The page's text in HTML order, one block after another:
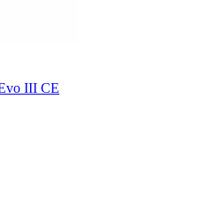
III CE